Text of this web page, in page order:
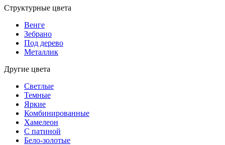
Структурные цвета
Венге
Зебрано
Под дерево
Металлик
Другие цвета
Светлые
Темные
Яркие
Комбинированные
Хамелеон
С патиной
Бело-золотые